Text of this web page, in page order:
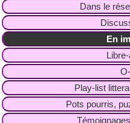
Dans le
En
Play-list
Pots pourris,